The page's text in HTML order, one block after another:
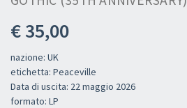
€ 35,00
nazione: UK
etichetta: Peaceville
Data di uscita: 22 maggio 2026
formato: LP